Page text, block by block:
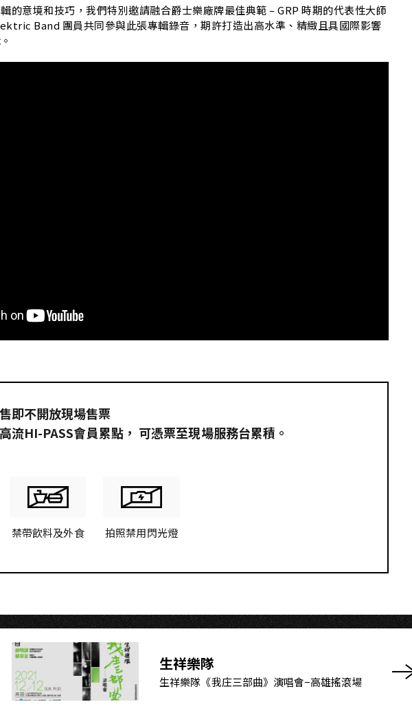
的意境和技巧，我們特別邀請融合爵士樂廠牌最佳典範 – GRP 時期的代表性大師
Band 團員共同參與此張專輯錄音，期許打造出高水準、精緻且具國際影響
即不開放現場售票
流HI-PASS會員累點，​ 可憑票至現場服務台累積。
禁帶飲料及外食 拍照禁用閃光燈
生祥樂隊
生祥樂隊《我庄三部曲》演唱會−高雄搖滾場